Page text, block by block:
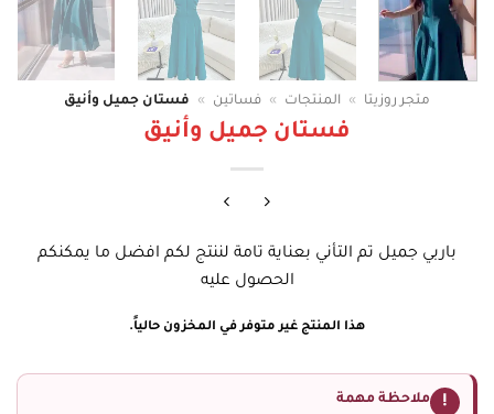
متجر روزيتا » المنتجات » فساتين » فستان جميل وأنيق
فستان جميل وأنيق
باربي جميل تم التأني بعناية تامة لننتج لكم افضل ما يمكنكم
الحصول عليه
هذا المنتج غير متوفر في المخزون حالياً.
! ملاحظة مهمة